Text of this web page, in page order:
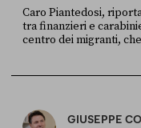
Caro Piantedosi,
tra finanzieri e
centro dei migranti,
GIUSEPPE